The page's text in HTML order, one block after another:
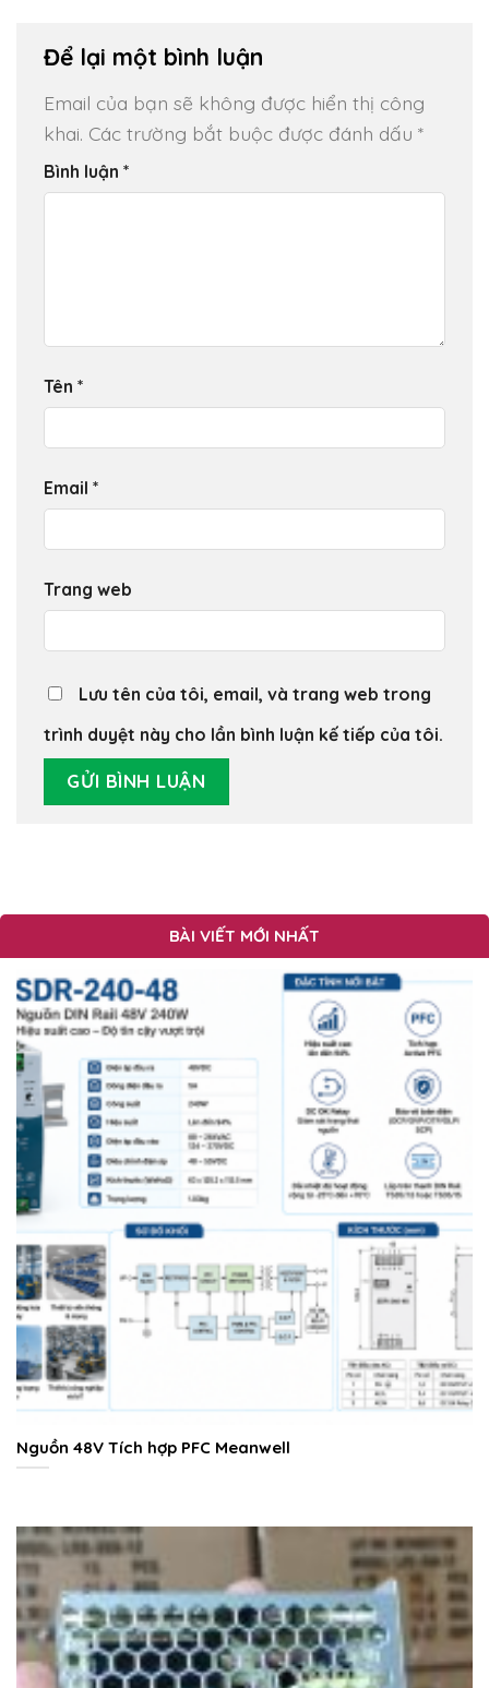
Để lại một bình luận
Email của bạn sẽ không được hiển thị công
khai. Các trường bắt buộc được đánh dấu *
Bình luận *
Tên *
Email *
Trang web
Lưu tên của tôi, email, và trang web trong
trình duyệt này cho lần bình luận kế tiếp của tôi.
BÀI VIẾT MỚI NHẤT
Nguồn 48V Tích hợp PFC Meanwell